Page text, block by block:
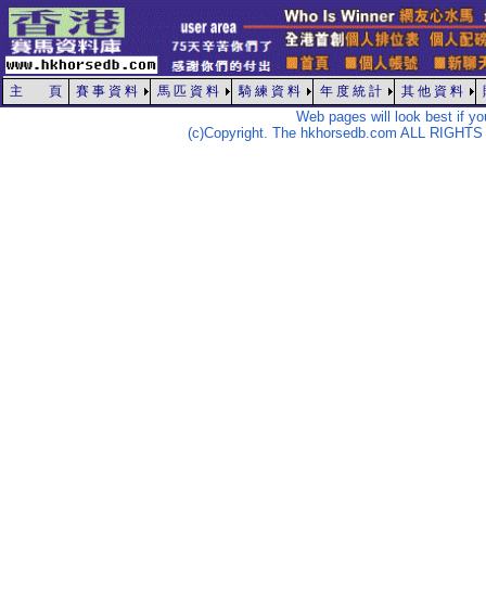
主 頁 賽 事 資 料 馬 匹 資 料 騎 練 資 料 年 度 統 計 其 他 資 料
Web pages will look best if
(c)Copyright. The hkhorsedb.com ALL